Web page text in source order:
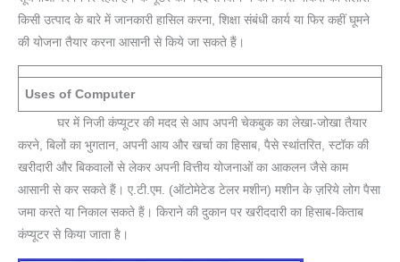
किसी उत्पाद के बारे में जानकारी हासिल करना, शिक्षा संबंधी कार्य या फिर कहीं घूमने
की योजना तैयार करना आसानी से किये जा सकते हैं।
Uses of Computer
घर में निजी कंप्यूटर की मदद से आप अपनी चेकबुक का लेखा-जोखा तैयार
करने, बिलों का भुगतान, अपनी आय और खर्चा का हिसाब, पैसे स्थांतरित, स्टॉक की
खरीदारी और बिकवालों से लेकर अपनी वित्तीय योजनाओं का आकलन जैसे काम
आसानी से कर सकते हैं। ए.टी.एम. (ऑटोमेटेड टेलर मशीन) मशीन के ज़रिये लोग पैसा
जमा करते या निकाल सकते हैं। किराने की दुकान पर खरीददारी का हिसाब-किताब
कंप्यूटर से किया जाता है।